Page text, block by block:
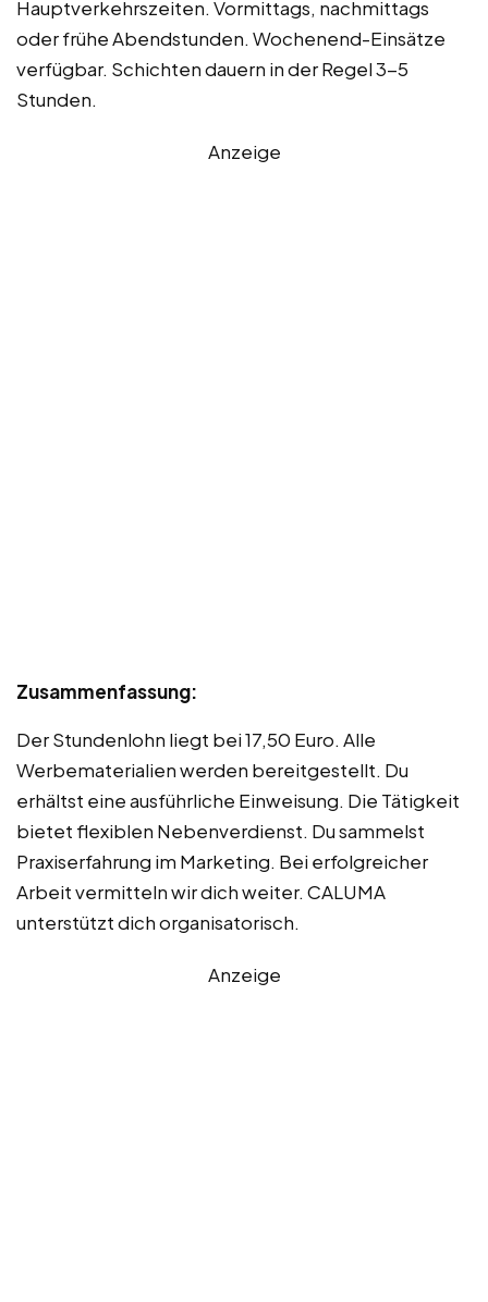
Hauptverkehrszeiten. Vormittags, nachmittags
oder frühe Abendstunden. Wochenend-Einsätze
verfügbar. Schichten dauern in der Regel 3-5
Stunden.
Anzeige
Zusammenfassung:
Der Stundenlohn liegt bei 17,50 Euro. Alle
Werbematerialien werden bereitgestellt. Du
erhältst eine ausführliche Einweisung. Die Tätigkeit
bietet flexiblen Nebenverdienst. Du sammelst
Praxiserfahrung im Marketing. Bei erfolgreicher
Arbeit vermitteln wir dich weiter. CALUMA
unterstützt dich organisatorisch.
Anzeige